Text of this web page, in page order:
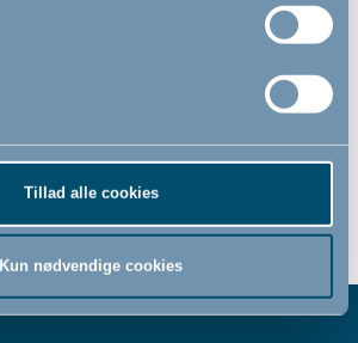
Tillad alle cookies
Kun nødvendige cookies